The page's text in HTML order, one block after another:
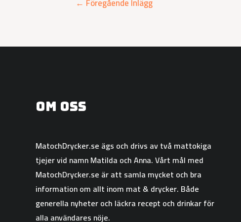
Om oss
MatochDrycker.se ägs och drivs av två mattokiga
tjejer vid namn Matilda och Anna. Vårt mål med
MatochDrycker.se är att samla mycket och bra
information om allt inom mat & drycker. Både
generella nyheter och läckra recept och drinkar för
alla användares nöje.